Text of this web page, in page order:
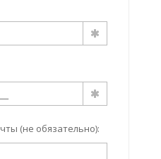
(не обязательно):